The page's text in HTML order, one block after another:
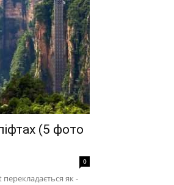
(5 фото
0
перекладається як -